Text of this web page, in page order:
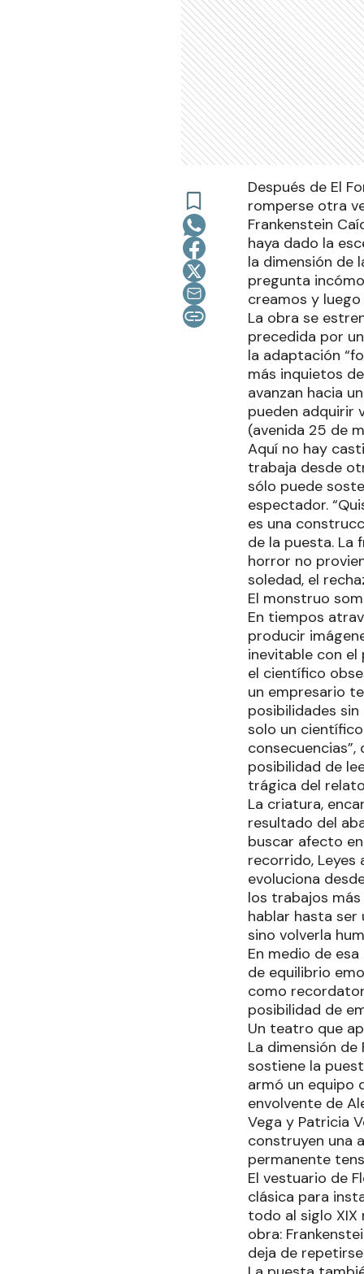
Después de El
romperse otra
Frankenstein
haya dado la
la dimensión de
pregunta
creamos y
La obra se
precedida por
la adaptación
más inquietos
avanzan hacia
pueden adquirir
(avenida 25 de
Aquí no hay
trabaja desde
sólo puede
espectador.
es una
de la puesta. La
horror no
soledad, el
El monstruo
En tiempos
producir
inevitable con el
el científico
un empresario
posibilidades
solo un
posibilidad de
trágica del
La criatura,
resultado del
buscar afecto
recorrido, Leyes
evoluciona
los trabajos
hablar hasta ser
sino volverla
En medio de
de equilibrio
como
posibilidad de
Un teatro que
La dimensión
sostiene la
armó un equipo
envolvente de
Vega y Patricia
construyen una
permanente
El vestuario de
clásica para
todo al siglo
obra:
deja de